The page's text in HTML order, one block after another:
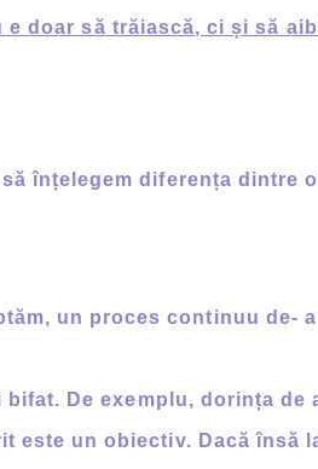
doar să trăiască, ci și să
înțelegem diferența dintre
un proces continuu de- a
De exemplu, dorința de
este un obiectiv. Dacă însă